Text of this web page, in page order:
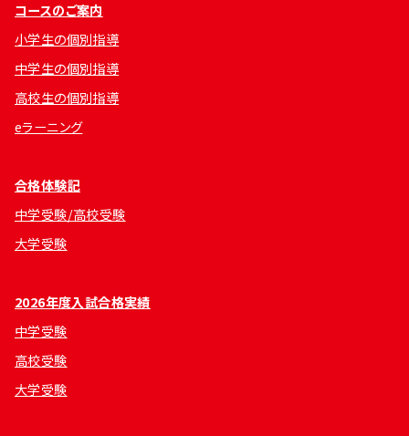
コースのご案内
小学生の個別指導
中学生の個別指導
高校生の個別指導
eラーニング
合格体験記
中学受験/高校受験
大学受験
2026年度入試合格実績
中学受験
高校受験
大学受験